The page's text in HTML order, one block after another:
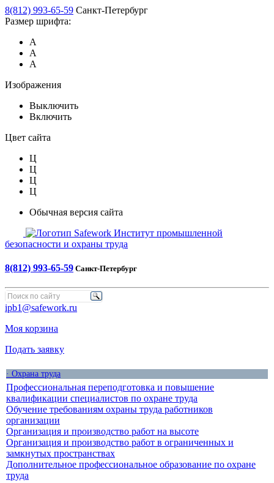
8(812) 993-65-59 Санкт-Петербург
Размер шрифта:
А
А
А
Изображения
Выключить
Включить
Цвет сайта
Ц
Ц
Ц
Ц
Обычная версия сайта
Safework Институт промышленной
безопасности и охраны труда
8(812) 993-65-59 Санкт-Петербург
ipb1@safework.ru
Моя корзина
Подать заявку
· Охрана труда
Профессиональная переподготовка и повышение
квалификации специалистов по охране труда
Обучение требованиям охраны труда работников
организации
Организация и производство работ на высоте
Организация и производство работ в ограниченных и
замкнутых пространствах
Дополнительное профессиональное образование по охране
труда